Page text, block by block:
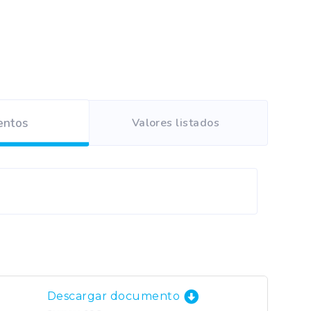
Valores listados
Descargar documento